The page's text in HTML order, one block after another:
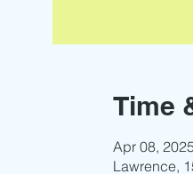
Time
Apr 08,
Lawrence,